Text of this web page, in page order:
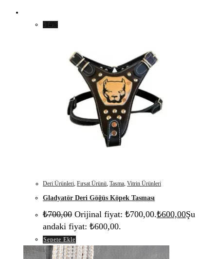
-14%
Deri Ürünleri Fırsat Ürünü Tasma Vitrin Ürünleri
Gladyatör Deri Göğüs Köpek Tasması
₺700,00 Orijinal fiyat: ₺700,00.₺600,00Şu
andaki fiyat: ₺600,00.
Sepete Ekle